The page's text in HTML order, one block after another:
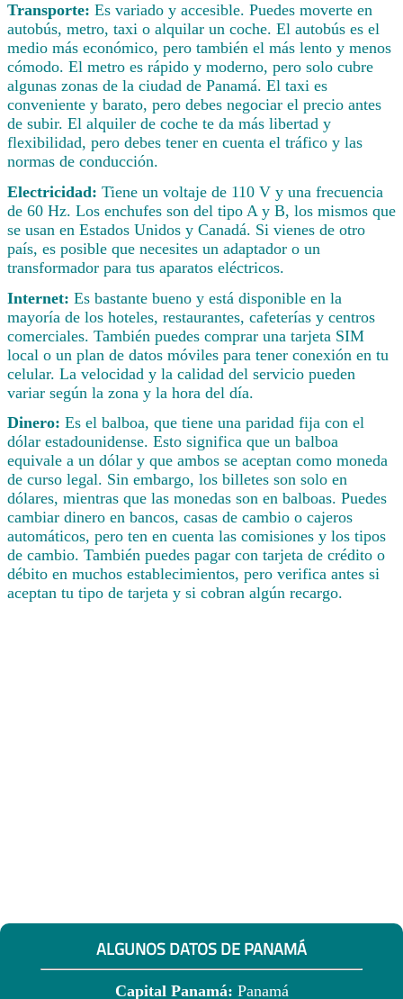
Transporte: Es variado y accesible. Puedes moverte en
autobús, metro, taxi o alquilar un coche. El autobús es el
medio más económico, pero también el más lento y menos
cómodo. El metro es rápido y moderno, pero solo cubre
algunas zonas de la ciudad de Panamá. El taxi es
conveniente y barato, pero debes negociar el precio antes
de subir. El alquiler de coche te da más libertad y
flexibilidad, pero debes tener en cuenta el tráfico y las
normas de conducción.
Electricidad: Tiene un voltaje de 110 V y una frecuencia
de 60 Hz. Los enchufes son del tipo A y B, los mismos que
se usan en Estados Unidos y Canadá. Si vienes de otro
país, es posible que necesites un adaptador o un
transformador para tus aparatos eléctricos.
Internet: Es bastante bueno y está disponible en la
mayoría de los hoteles, restaurantes, cafeterías y centros
comerciales. También puedes comprar una tarjeta SIM
local o un plan de datos móviles para tener conexión en tu
celular. La velocidad y la calidad del servicio pueden
variar según la zona y la hora del día.
Dinero: Es el balboa, que tiene una paridad fija con el
dólar estadounidense. Esto significa que un balboa
equivale a un dólar y que ambos se aceptan como moneda
de curso legal. Sin embargo, los billetes son solo en
dólares, mientras que las monedas son en balboas. Puedes
cambiar dinero en bancos, casas de cambio o cajeros
automáticos, pero ten en cuenta las comisiones y los tipos
de cambio. También puedes pagar con tarjeta de crédito o
débito en muchos establecimientos, pero verifica antes si
aceptan tu tipo de tarjeta y si cobran algún recargo.
ALGUNOS DATOS DE PANAMÁ
Capital Panamá: Panamá